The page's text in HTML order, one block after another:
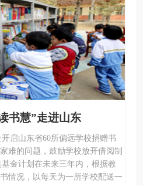
书慧”走进山东
启山东省60所偏远学校捐赠书
难的问题，鼓励学校放开借阅制
基金计划在未来三年内，根据教
情况，以每天为一所学校配送一